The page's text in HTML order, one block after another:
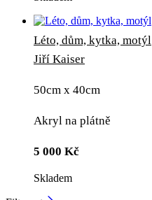
Léto, dům, kytka, motýl
Jiří Kaiser
50cm x 40cm
Akryl na plátně
5 000 Kč
Skladem